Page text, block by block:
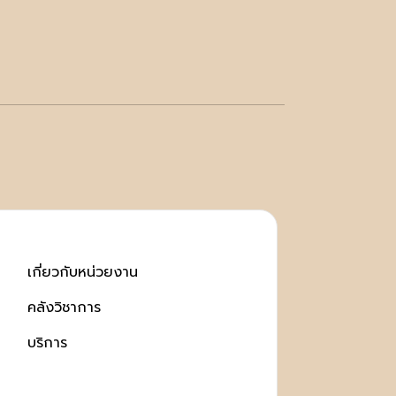
เกี่ยวกับหน่วยงาน
คลังวิชาการ
บริการ